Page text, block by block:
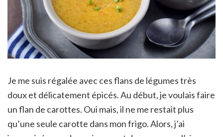
Je me suis régalée avec ces flans de légumes très
doux et délicatement épicés. Au début, je voulais faire
un flan de carottes. Oui mais, il ne me restait plus
qu’une seule carotte dans mon frigo. Alors, j’ai